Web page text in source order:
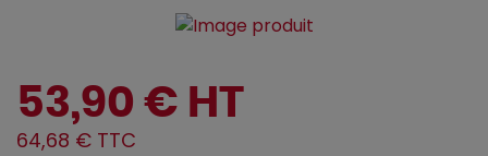
53,90 € HT
64,68 € TTC